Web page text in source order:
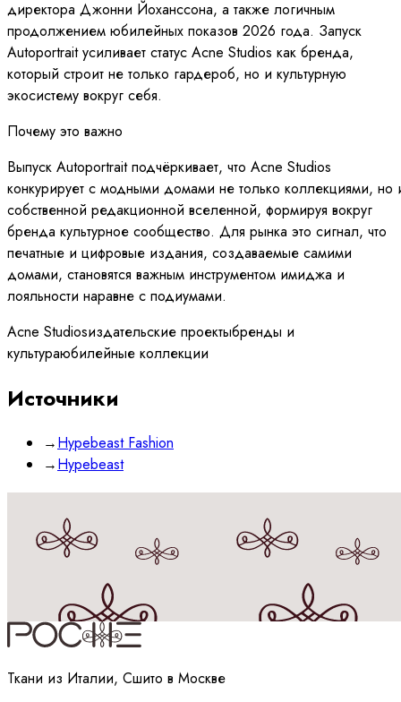
директора Джонни Йоханссона, а также логичным
продолжением юбилейных показов 2026 года. Запуск
Autoportrait усиливает статус Acne Studios как бренда,
который строит не только гардероб, но и культурную
экосистему вокруг себя.
Почему это важно
Выпуск Autoportrait подчёркивает, что Acne Studios
конкурирует с модными домами не только коллекциями, но
собственной редакционной вселенной, формируя вокруг
бренда культурное сообщество. Для рынка это сигнал, что
печатные и цифровые издания, создаваемые самими
домами, становятся важным инструментом имиджа и
лояльности наравне с подиумами.
Acne Studiosиздательские проектыбренды и
культураюбилейные коллекции
Источники
→Hypebeast Fashion
→Hypebeast
Принимаюполитикуобработки данных
Ткани из Италии, Сшито в Москве